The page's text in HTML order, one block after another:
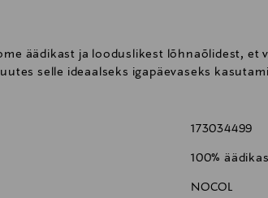
äädikast ja looduslikest lõhnaõlidest, et
selle ideaalseks igapäevaseks
173034499
100% äädikas
NOCOL